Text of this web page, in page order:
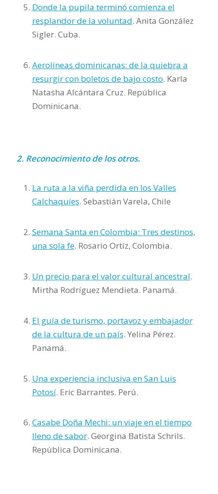
Donde la pupila terminó comienza el
resplandor de la voluntad. Anita González
Sigler. Cuba.
Aerolíneas dominicanas: de la quiebra a
resurgir con boletos de bajo costo. Karla
Natasha Alcántara Cruz. República
Dominicana.
2. Reconocimiento de los otros.
La ruta a la viña perdida en los Valles
Calchaquíes. Sebastián Varela, Chile
Semana Santa en Colombia: Tres destinos,
una sola fe. Rosario Ortíz, Colombia.
Un precio para el valor cultural ancestral.
Mirtha Rodríguez Mendieta. Panamá.
El guía de turismo, portavoz y embajador
de la cultura de un país. Yelina Pérez.
Panamá.
Una experiencia inclusiva en San Luis
Potosí. Eric Barrantes. Perú.
Casabe Doña Mechi: un viaje en el tiempo
lleno de sabor. Georgina Batista Schrils.
República Dominicana.